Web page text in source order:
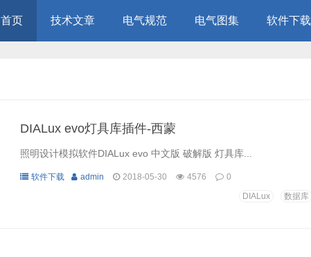
首页 技术文章 电气规范 电气图集 软件下载
DIALux evo灯具库插件-西蒙
照明设计模拟软件DIALux evo 中文版 破解版 灯具库...
软件下载 admin 2018-05-30 4576
0
DIALux
数据库